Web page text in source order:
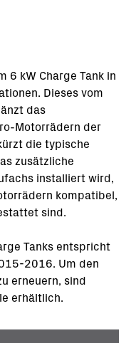
6 kW Charge Tank in
Dieses vom
das
Motorrädern der
die typische
zusätzliche
installiert wird,
kompatibel,
sind.
Tanks entspricht
2016. Um den
erneuern, sind
erhältlich.